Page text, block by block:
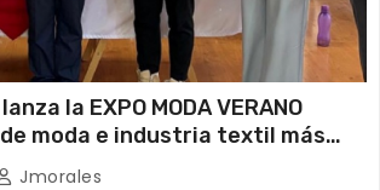
la EXPO MODA VERANO
moda e industria textil más
Ecuador
Jmorales